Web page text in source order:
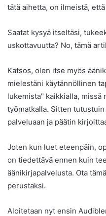
tätä aihetta, on ilmeistä,
Saatat kysyä itseltäsi,
uskottavuutta? No, tämä
Katsos, olen itse myös
mielestäni käytännöllinen
lukemista" kaikkialla, missä
työmatkalla. Sitten
palveluaan ja päätin
Joten kun luet eteenpäin,
on tiedettävä ennen kuin
äänikirjapalvelusta. Ota
perustaksi.
Aloitetaan nyt ensin